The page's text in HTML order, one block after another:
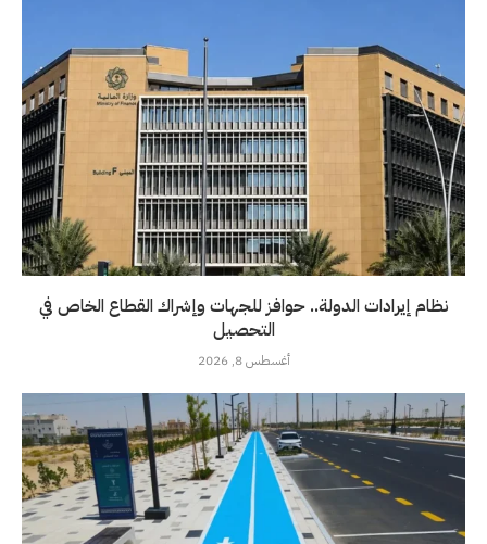
نظام إيرادات الدولة.. حوافز للجهات وإشراك القطاع الخاص في
التحصيل
أغسطس 8, 2026